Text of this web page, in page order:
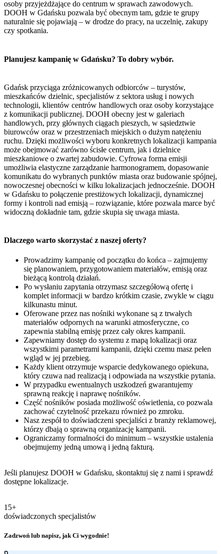
osoby przyjeżdżające do centrum w sprawach zawodowych.
DOOH w Gdańsku pozwala być obecnym tam, gdzie te grupy
naturalnie się pojawiają – w drodze do pracy, na uczelnię, zakupy
czy spotkania.
Planujesz kampanię w Gdańsku? To dobry wybór.
Gdańsk przyciąga zróżnicowanych odbiorców – turystów,
mieszkańców dzielnic, specjalistów z sektora usług i nowych
technologii, klientów centrów handlowych oraz osoby korzystające
z komunikacji publicznej. DOOH obecny jest w galeriach
handlowych, przy głównych ciągach pieszych, w sąsiedztwie
biurowców oraz w przestrzeniach miejskich o dużym natężeniu
ruchu. Dzięki możliwości wyboru konkretnych lokalizacji kampania
może obejmować zarówno ścisłe centrum, jak i dzielnice
mieszkaniowe o zwartej zabudowie. Cyfrowa forma emisji
umożliwia elastyczne zarządzanie harmonogramem, dopasowanie
komunikatu do wybranych punktów miasta oraz budowanie spójnej,
nowoczesnej obecności w kilku lokalizacjach jednocześnie. DOOH
w Gdańsku to połączenie prestiżowych lokalizacji, dynamicznej
formy i kontroli nad emisją – rozwiązanie, które pozwala marce być
widoczną dokładnie tam, gdzie skupia się uwaga miasta.
Dlaczego warto skorzystać z naszej oferty?
Prowadzimy kampanię od początku do końca – zajmujemy
się planowaniem, przygotowaniem materiałów, emisją oraz
bieżącą kontrolą działań.
Po wysłaniu zapytania otrzymasz szczegółową ofertę i
komplet informacji w bardzo krótkim czasie, zwykle w ciągu
kilkunastu minut.
Oferowane przez nas nośniki wykonane są z trwałych
materiałów odpornych na warunki atmosferyczne, co
zapewnia stabilną emisję przez cały okres kampanii.
Zapewniamy dostęp do systemu z mapą lokalizacji oraz
wszystkimi parametrami kampanii, dzięki czemu masz pełen
wgląd w jej przebieg.
Każdy klient otrzymuje wsparcie dedykowanego opiekuna,
który czuwa nad realizacją i odpowiada na wszystkie pytania.
W przypadku ewentualnych uszkodzeń gwarantujemy
sprawną reakcję i naprawę nośników.
Część nośników posiada możliwość oświetlenia, co pozwala
zachować czytelność przekazu również po zmroku.
Nasz zespół to doświadczeni specjaliści z branży reklamowej,
którzy dbają o sprawną organizację kampanii.
Ograniczamy formalności do minimum – wszystkie ustalenia
obejmujemy jedną umową i jedną fakturą.
Jeśli planujesz DOOH w Gdańsku, skontaktuj się z nami i sprawdź
dostępne lokalizacje.
15+
doświadczonych specjalistów
Zadzwoń lub napisz, jak Ci wygodnie!